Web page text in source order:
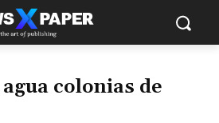
colonias de